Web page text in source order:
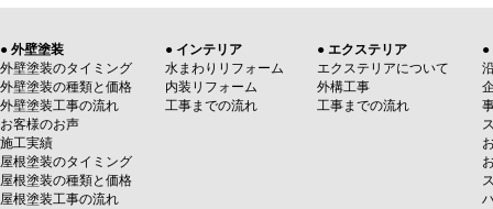
● 外壁塗装
外壁塗装のタイミング
外壁塗装の種類と価格
外壁塗装工事の流れ
お客様のお声
施工実績
屋根塗装のタイミング
屋根塗装の種類と価格
屋根塗装工事の流れ
● インテリア
水まわりリフォーム
内装リフォーム
工事までの流れ
● エクステリア
エクステリアについて
外構工事
工事までの流れ
●